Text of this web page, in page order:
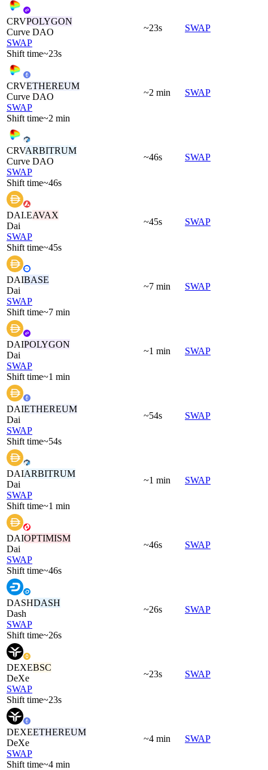
CRVPOLYGON
Curve DAO
SWAP
Shift time~23s
~23s SWAP
CRVETHEREUM
Curve DAO
SWAP
Shift time~2 min
~2 min SWAP
CRVARBITRUM
Curve DAO
SWAP
Shift time~46s
~46s SWAP
DAI.EAVAX
Dai
SWAP
Shift time~45s
~45s SWAP
DAIBASE
Dai
SWAP
Shift time~7 min
~7 min SWAP
DAIPOLYGON
Dai
SWAP
Shift time~1 min
~1 min SWAP
DAIETHEREUM
Dai
SWAP
Shift time~54s
~54s SWAP
DAIARBITRUM
Dai
SWAP
Shift time~1 min
~1 min SWAP
DAIOPTIMISM
Dai
SWAP
Shift time~46s
~46s SWAP
DASHDASH
Dash
SWAP
Shift time~26s
~26s SWAP
DEXEBSC
DeXe
SWAP
Shift time~23s
~23s SWAP
DEXEETHEREUM
DeXe
SWAP
Shift time~4 min
~4 min SWAP